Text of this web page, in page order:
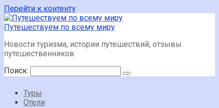
Перейти к контенту
Путешествуем по всему миру
Новости туризма, истории путешествий, отзывы
путешественников
Поиск:
Туры
Отели